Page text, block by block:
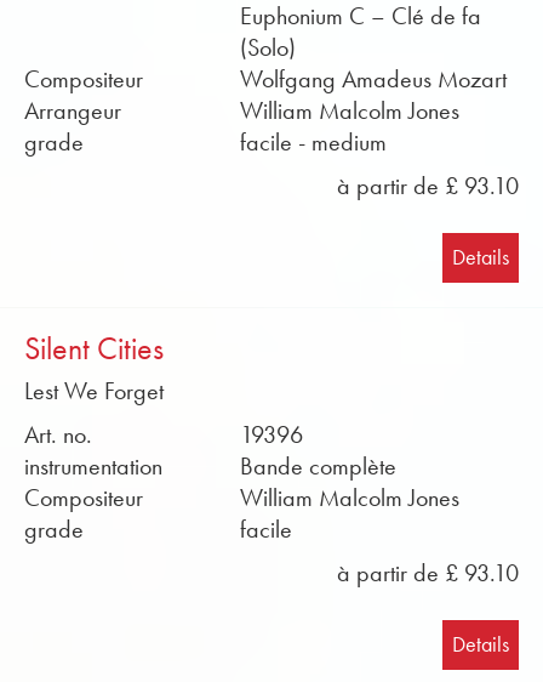
Euphonium C – Clé de fa
(Solo)
Compositeur
Wolfgang Amadeus Mozart
Arrangeur
William Malcolm Jones
grade
facile - medium
à partir de £ 93.10
Details
Silent Cities
Lest We Forget
Art. no.
19396
instrumentation
Bande complète
Compositeur
William Malcolm Jones
grade
facile
à partir de £ 93.10
Details